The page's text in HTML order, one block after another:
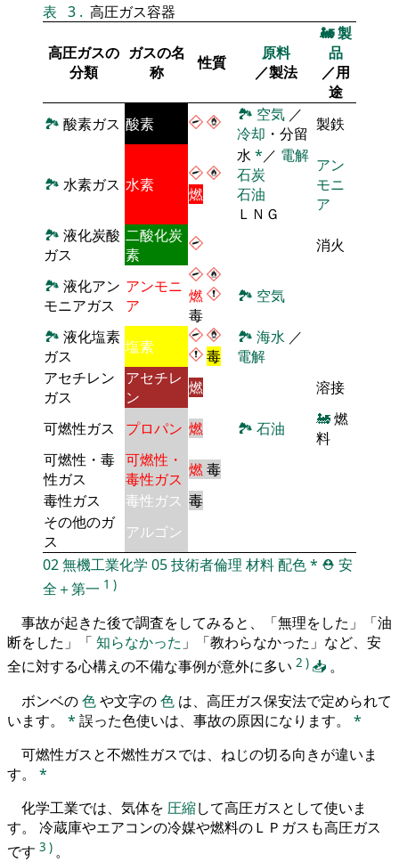
表 3 . 高圧ガス容器
高圧ガスの
分類
ガスの名
称
性質
原料
／製法
🚂製
品
／用
途
🏞 酸素ガス 酸素 🏞 空気 ／
冷却 ・分留 製鉄
🏞 水素ガス 水素 燃
水 *／ 電解
石炭
石油
ＬＮＧ
アン
モニ
ア
🏞 液化炭酸
ガス
二酸化炭
素
消火
🏞 液化アン
モニアガス
アンモニ
ア
燃
毒
🏞 空気
🏞 液化塩素
ガス
塩素 毒
🏞 海水 ／
電解
アセチレン
ガス
アセチレ
ン
燃 溶接
可燃性ガス プロパン 燃 🏞 石油 🚂燃
料
可燃性・毒
性ガス
可燃性・
毒性ガス 燃毒
毒性ガス
毒性ガス 毒
その他のガ
ス
アルゴン
02無機工業化学 05技術者倫理 材料配色* ⛑️ 安
全＋第一 1 )
事故が起きた後で調査をしてみると、「無理をした」「油
断をした」「 知らなかった 」「教わらなかった」など、安
全に対する心構えの不備な事例が意外に多い 2 ) 📥 。
ボンベの色や文字の色 は、高圧ガス保安法で定められて
います。 * 誤った色使いは、事故の原因になります。 *
可燃性ガスと不燃性ガスでは、ねじの切る向きが違いま
す。 *
化学工業では、気体を 圧縮して高圧ガスとして使いま
す。 冷蔵庫やエアコンの冷媒や燃料のＬＰガスも高圧ガス
です 3 ) 。